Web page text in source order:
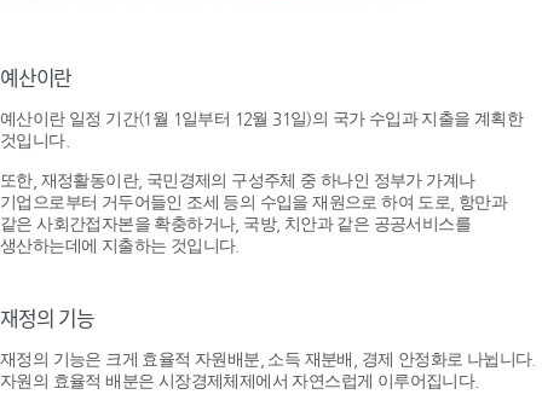
예산이란
예산이란 일정 기간(1월 1일부터 12월 31일)의 국가 수입과 지출을 계획한
것입니다.
또한, 재정활동이란, 국민경제의 구성주체 중 하나인 정부가 가계나
기업으로부터 거두어들인 조세 등의 수입을 재원으로 하여 도로, 항만과
같은 사회간접자본을 확충하거나, 국방, 치안과 같은 공공서비스를
생산하는데에 지출하는 것입니다.
재정의 기능
재정의 기능은 크게 효율적 자원배분, 소득 재분배, 경제 안정화로 나뉩니다.
자원의 효율적 배분은 시장경제체제에서 자연스럽게 이루어집니다.